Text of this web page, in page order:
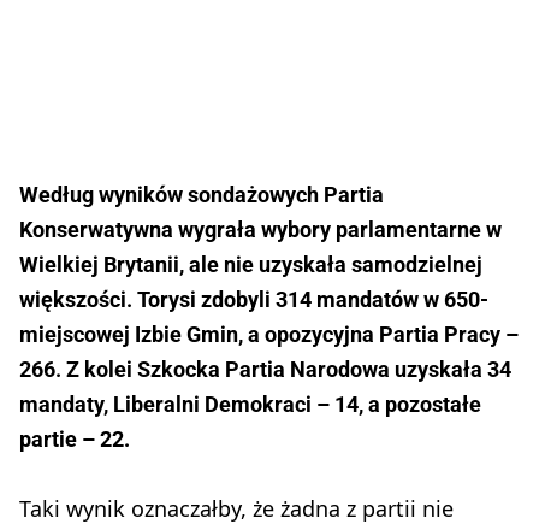
Według wyników sondażowych Partia
Konserwatywna wygrała wybory parlamentarne w
Wielkiej Brytanii, ale nie uzyskała samodzielnej
większości. Torysi zdobyli 314 mandatów w 650-
miejscowej Izbie Gmin, a opozycyjna Partia Pracy –
266. Z kolei Szkocka Partia Narodowa uzyskała 34
mandaty, Liberalni Demokraci – 14, a pozostałe
partie – 22.
Taki wynik oznaczałby, że żadna z partii nie